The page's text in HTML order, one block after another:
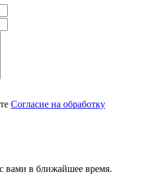
Согласие на обработку
вами в ближайшее время.